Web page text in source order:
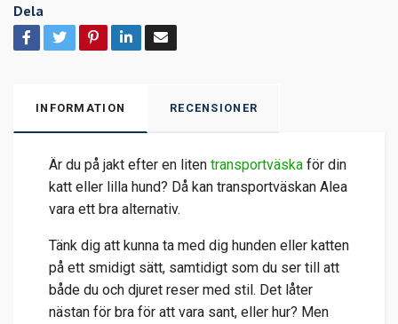
Dela
INFORMATION RECENSIONER
Är du på jakt efter en liten transportväska för din
katt eller lilla hund? Då kan transportväskan Alea
vara ett bra alternativ.
Tänk dig att kunna ta med dig hunden eller katten
på ett smidigt sätt, samtidigt som du ser till att
både du och djuret reser med stil. Det låter
nästan för bra för att vara sant, eller hur? Men